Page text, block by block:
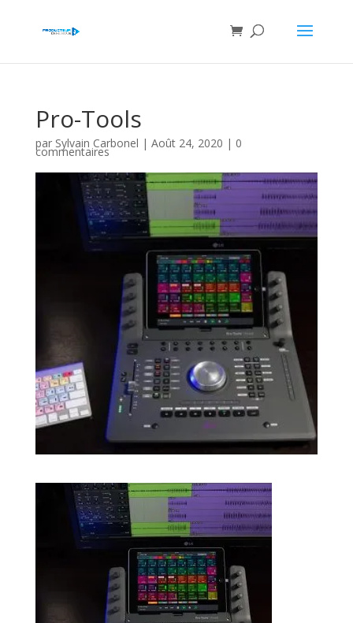
Pro-Tools
par Sylvain Carbonel | Août 24, 2020 | 0
commentaires